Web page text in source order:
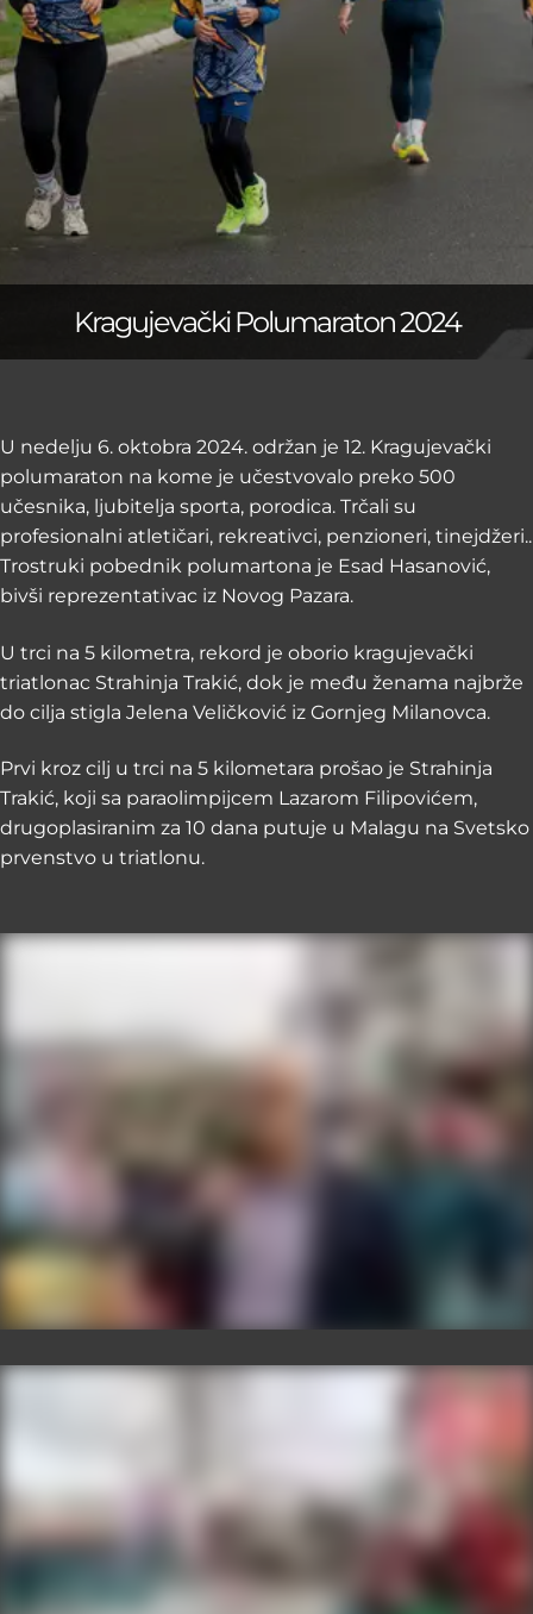
Kragujevački Polumaraton 2024
U nedelju 6. oktobra 2024. održan je 12. Kragujevački
polumaraton na kome je učestvovalo preko 500
učesnika, ljubitelja sporta, porodica. Trčali su
profesionalni atletičari, rekreativci, penzioneri, tinejdžeri..
Trostruki pobednik polumartona je Esad Hasanović,
bivši reprezentativac iz Novog Pazara.
U trci na 5 kilometra, rekord je oborio kragujevački
triatlonac Strahinja Trakić, dok je među ženama najbrže
do cilja stigla Jelena Veličković iz Gornjeg Milanovca.
Prvi kroz cilj u trci na 5 kilometara prošao je Strahinja
Trakić, koji sa paraolimpijcem Lazarom Filipovićem,
drugoplasiranim za 10 dana putuje u Malagu na Svetsko
prvenstvo u triatlonu.